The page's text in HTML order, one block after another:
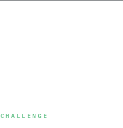
CHALLENGE